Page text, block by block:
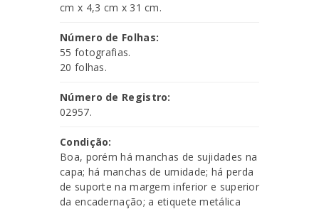
cm x 4,3 cm x 31 cm.
Número de Folhas:
55 fotografias.
20 folhas.
Número de Registro:
02957.
Condição:
Boa, porém há manchas de sujidades na
capa; há manchas de umidade; há perda
de suporte na margem inferior e superior
da encadernação; a etiquete metálica